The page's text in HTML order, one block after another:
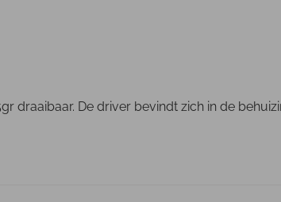
draaibaar. De driver bevindt zich in de